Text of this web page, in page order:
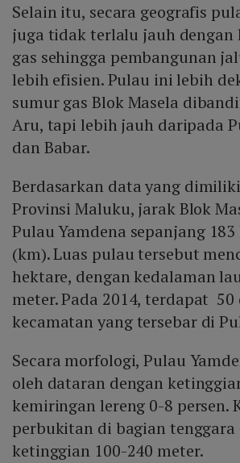
Selain itu, secara geografis
juga tidak terlalu jauh dengan
gas sehingga pembangunan
lebih efisien. Pulau ini lebih
sumur gas Blok Masela
Aru, tapi lebih jauh daripada
dan Babar.
Berdasarkan data yang
Provinsi Maluku, jarak Blok
Pulau Yamdena sepanjang
(km). Luas pulau tersebut
hektare, dengan kedalaman
meter. Pada 2014, terdapat 50
kecamatan yang tersebar di
Secara morfologi, Pulau
oleh dataran dengan
kemiringan lereng 0-8 persen.
perbukitan di bagian tenggara
ketinggian 100-240 meter.